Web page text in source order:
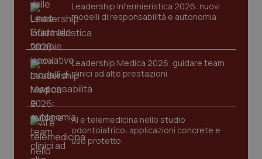
Leadership Infermieristica 2026: nuovi
modelli di responsabilità e autonomia
Leadership Medica 2026: guidare team
clinici ad alte prestazioni
AI e telemedicina nello studio
odontoiatrico: applicazioni concrete e
uso protetto
tracking-enable
tracking-sites-ironfish-
session-id
www.quotidianosanita.it